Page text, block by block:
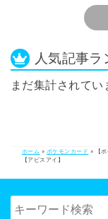
人気記事
まだ集計されてい
ホーム » ポケモンカード »
【
【アビスアイ】